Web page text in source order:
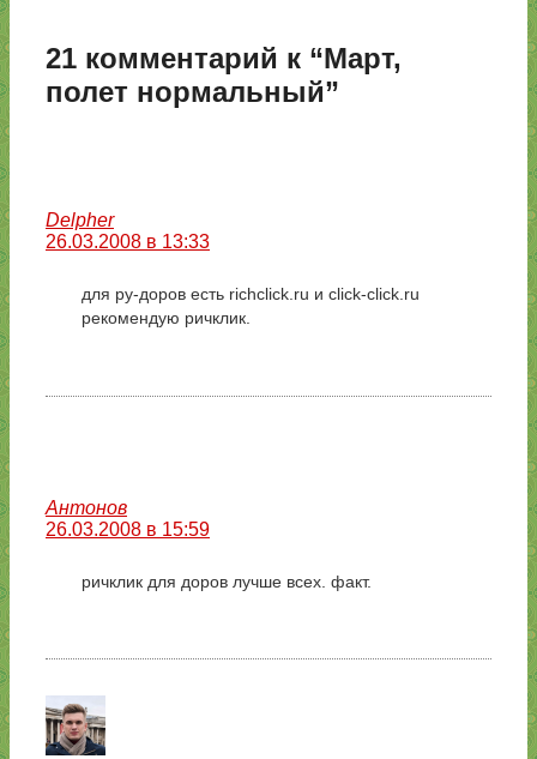
21 комментарий к “Март,
полет нормальный”
Delpher
26.03.2008 в 13:33
для ру-доров есть richclick.ru и click-click.ru
рекомендую ричклик.
Антонов
26.03.2008 в 15:59
ричклик для доров лучше всех. факт.